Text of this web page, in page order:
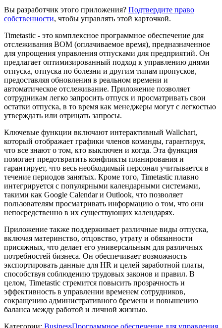
Вы разработчик этого приложения? Подтвердите право
собственности, чтобы управлять этой карточкой.
Timetastic - это комплексное программное обеспечение для
отслеживания ВОМ (оплачиваемое время), предназначенное
для упрощения управления отпусками для предприятий. Он
предлагает оптимизированный подход к управлению днями
отпуска, отпуска по болезни и другим типам пропусков,
предоставляя обновления в реальном времени и
автоматическое отслеживание. Приложение позволяет
сотрудникам легко запросить отпуск и просматривать свои
остатки отпуска, в то время как менеджеры могут с легкостью
утверждать или отрицать запросы.
Ключевые функции включают интерактивный Wallchart,
который отображает графики членов команды, гарантируя,
что все знают о том, кто выключен и когда. Эта функция
помогает предотвратить конфликты планирования и
гарантирует, что весь необходимый персонал учитывается в
течение периодов занятых. Кроме того, Timetastic плавно
интегрируется с популярными календарными системами,
такими как Google Calendar и Outlook, что позволяет
пользователям просматривать информацию о том, что они
непосредственно в их существующих календарях.
Приложение также поддерживает различные виды отпуска,
включая материнство, отцовство, утрату и обязанности
присяжных, что делает его универсальным для различных
потребностей бизнеса. Он обеспечивает возможность
экспортировать данные для HR и целей заработной платы,
способствуя соблюдению трудовых законов и правил. В
целом, Timetastic стремится повысить прозрачность и
эффективность в управлении временем сотрудников,
сокращению административного бремени и повышению
баланса между работой и личной жизнью.
Категории: BusinessПрограммное обеспечение для управления